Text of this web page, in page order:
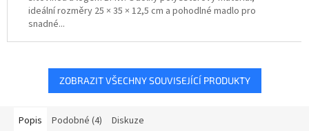
ideální rozměry 25 × 35 × 12,5 cm a pohodlné madlo pro
snadné...
ZOBRAZIT VŠECHNY SOUVISEJÍCÍ PRODUKTY
Popis Podobné (4) Diskuze